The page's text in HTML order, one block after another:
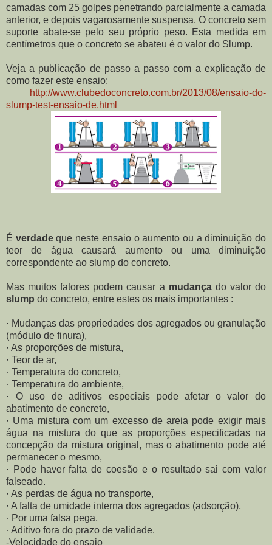
camadas com 25 golpes penetrando parcialmente a camada
anterior, e depois vagarosamente suspensa. O concreto sem
suporte abate-se pelo seu próprio peso. Esta medida em
centímetros que o concreto se abateu é o valor do Slump.
Veja a publicação de passo a passo com a explicação de
como fazer este ensaio:
http://www.clubedoconcreto.com.br/2013/08/ensaio-do-
slump-test-ensaio-de.html
É verdadeque neste ensaio o aumento ou a diminuição do
teor de água causará aumento ou uma diminuição
correspondente ao slump do concreto.
Mas muitos fatores podem causar a mudançado valor do
slump do concreto, entre estes os mais importantes :
· Mudanças das propriedades dos agregados ou granulação
(módulo de finura),
· As proporções de mistura,
· Teor de ar,
· Temperatura do concreto,
· Temperatura do ambiente,
· O uso de aditivos especiais pode afetar o valor do
abatimento de concreto,
· Uma mistura com um excesso de areia pode exigir mais
água na mistura do que as proporções especificadas na
concepção da mistura original, mas o abatimento pode até
permanecer o mesmo,
· Pode haver falta de coesão e o resultado sai com valor
falseado.
· As perdas de água no transporte,
· A falta de umidade interna dos agregados (adsorção),
· Por uma falsa pega,
· Aditivo fora do prazo de validade.
-Velocidade do ensaio